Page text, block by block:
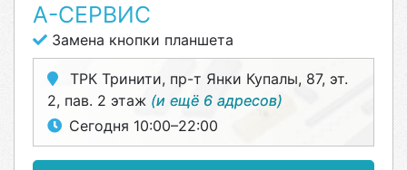
А-СЕРВИС
Замена кнопки планшета
ТРК Тринити, пр-т Янки Купалы, 87, эт.
2, пав. 2 этаж (и ещё 6 адресов)
Сегодня 10:00–22:00